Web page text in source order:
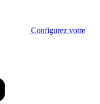
Configurez votre